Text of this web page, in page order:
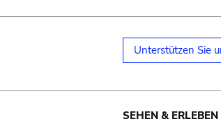
Unterstützen Sie
SEHEN & ERLEBEN